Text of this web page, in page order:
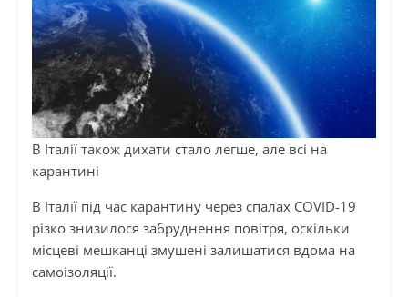
В Італії також дихати стало легше, але всі на
карантині
В Італії під час карантину через спалах COVID-19
різко знизилося забруднення повітря, оскільки
місцеві мешканці змушені залишатися вдома на
самоізоляції.